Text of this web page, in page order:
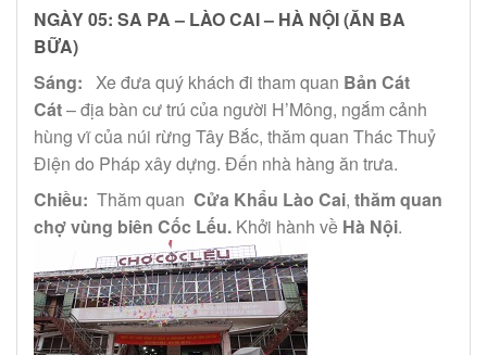
NGÀY 05: SA PA – LÀO CAI – HÀ NỘI (ĂN BA
BỮA)
Sáng: Xe đưa quý khách đi tham quan Bản Cát
Cát– địa bàn cư trú của người H’Mông, ngắm cảnh
hùng vĩ của núi rừng Tây Bắc, thăm quan Thác Thuỷ
Điện do Pháp xây dựng. Đến nhà hàng ăn trưa.
Chiều: Thăm quan Cửa Khẩu Lào Cai, thăm quan
chợ vùng biên Cốc Lếu. Khởi hành về Hà Nội.